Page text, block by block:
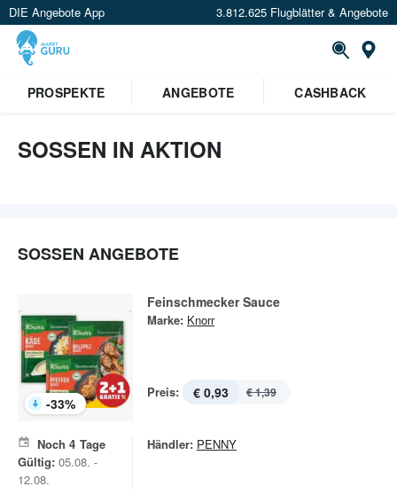
DIE Angebote App 3.812.625 Flugblätter & Angebote
PROSPEKTE ANGEBOTE CASHBACK
SOSSEN IN AKTION
SOSSEN ANGEBOTE
-33%
Feinschmecker Sauce
Marke: Knorr
Preis: € 0,93 € 1,39
Noch 4 Tage
Gültig: 05.08. -
12.08.
Händler: PENNY